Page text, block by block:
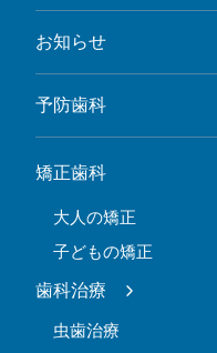
お知らせ
予防歯科
矯正歯科
大人の矯正
子どもの矯正
歯科治療
虫歯治療